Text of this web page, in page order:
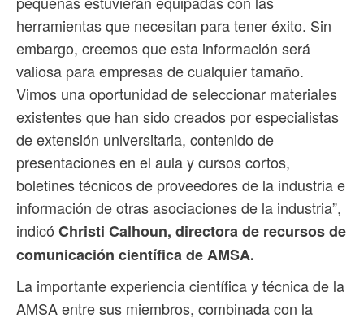
herramientas que necesitan para tener éxito. Sin
embargo, creemos que esta información será
valiosa para empresas de cualquier tamaño.
Vimos una oportunidad de seleccionar materiales
existentes que han sido creados por especialistas
de extensión universitaria, contenido de
presentaciones en el aula y cursos cortos,
boletines técnicos de proveedores de la industria e
información de otras asociaciones de la industria”,
indicó Christi Calhoun, directora de recursos de
comunicación científica de AMSA.
La importante experiencia científica y técnica de la
AMSA entre sus miembros, combinada con la